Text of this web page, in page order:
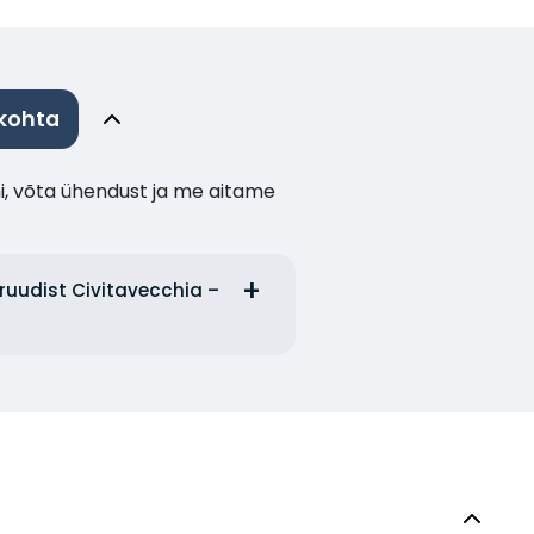
võta ühendust ja me aitame
Civitavecchia –